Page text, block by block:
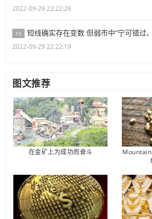
2022-09-29 22:22:26
10 短线确实存在变数 但弱市中“宁可错过
2022-09-29 22:22:19
图文推荐
在金矿上为成功而奋斗